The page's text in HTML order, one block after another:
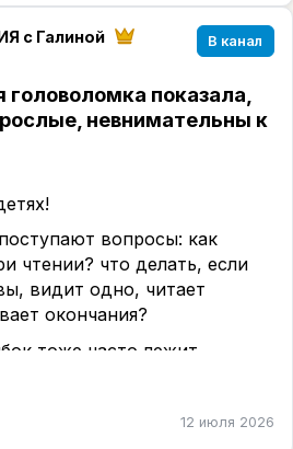
чтение текста на основе
отличным тренажёром для
Морзе тренируют
зрительное
боковое зрение.
нет.
с Галиной В канал
показала,
невнимательны к
вопросы: как
чтении? что делать, если
видит одно, читает
окончания?
тоже часто лежит
уровень
решения, зато есть
12 июля 2026